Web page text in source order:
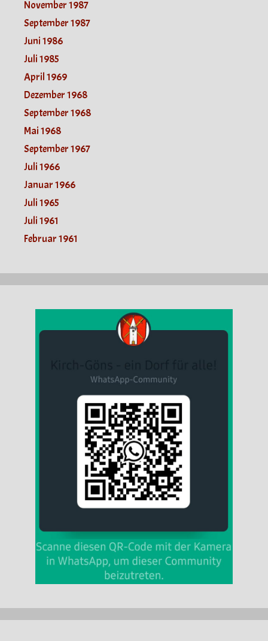
November 1987
September 1987
Juni 1986
Juli 1985
April 1969
Dezember 1968
September 1968
Mai 1968
September 1967
Juli 1966
Januar 1966
Juli 1965
Juli 1961
Februar 1961